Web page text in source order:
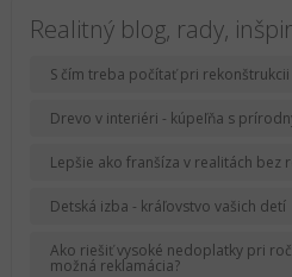
Realitný blog, rady,
S čím treba počítať pri
Drevo v interiéri - kúpeľňa s
Lepšie ako franšíza v realitách bez
Detská izba - kráľovstvo vašich detí
Ako riešiť vysoké nedoplatky pri
možná reklamácia?